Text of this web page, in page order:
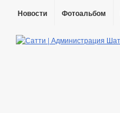
Новости Фотоальбом